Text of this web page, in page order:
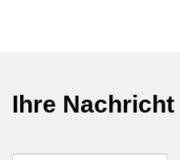
Ihre Nachricht